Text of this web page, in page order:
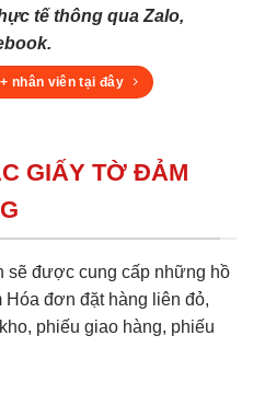
tế thông qua Zalo,
nhân viên tại đây
GIẤY TỜ ĐẢM
sẽ được cung cấp những hồ
đơn đặt hàng liên đỏ,
phiếu giao hàng, phiếu